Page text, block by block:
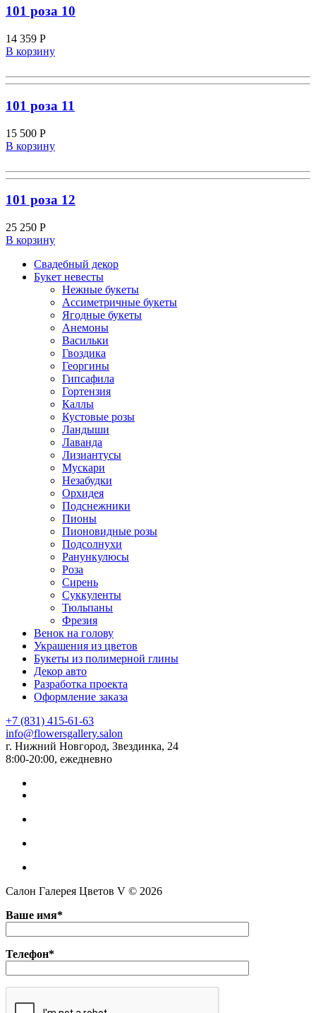
101 роза 10
14 359 Р
В корзину
101 роза 11
15 500 Р
В корзину
101 роза 12
25 250 Р
В корзину
Свадебный декор
Букет невесты
Нежные букеты
Ассиметричные букеты
Ягодные букеты
Анемоны
Васильки
Гвоздика
Георгины
Гипсафила
Гортензия
Каллы
Кустовые розы
Ландыши
Лаванда
Лизиантусы
Мускари
Незабудки
Орхидея
Подснежники
Пионы
Пионовидные розы
Подсолнухи
Ранункулюсы
Роза
Сирень
Суккуленты
Тюльпаны
Фрезия
Венок на голову
Украшения из цветов
Букеты из полимерной глины
Декор авто
Разработка проекта
Оформление заказа
+7 (831) 415-61-63
info@flowersgallery.salon
г. Нижний Новгород, Звездинка, 24
8:00-20:00, ежедневно
Салон Галерея Цветов V © 2026
Ваше имя*
Телефон*